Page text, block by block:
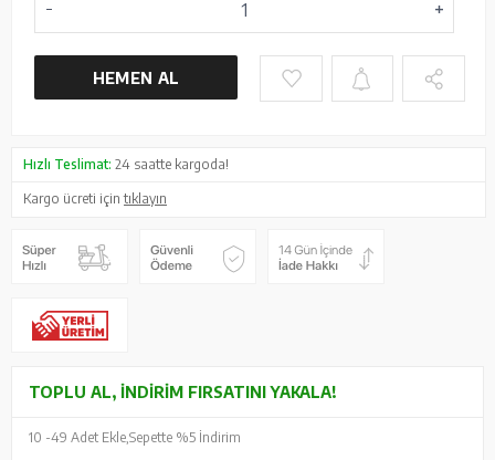
HEMEN AL
Hızlı Teslimat: 24 saatte kargoda!
Kargo ücreti içintıklayın
TOPLU AL, İNDIRIM FIRSATINI YAKALA!
10 -49 Adet Ekle, Sepette %5 İndirim